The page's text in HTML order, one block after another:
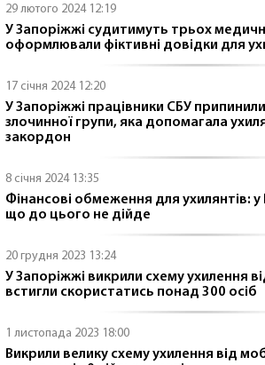
29 лютого 2024 12:19
У Запоріжжі судитимуть трьох
оформлювали фіктивні довідки для
17 січня 2024 12:20
У Запоріжжі працівники СБУ припинили
злочинної групи, яка допомагала
закордон
8 січня 2024 13:35
Фінансові обмеження для ухилянтів:
що до цього не дійде
20 грудня 2023 13:24
У Запоріжжі викрили схему ухилення
встигли скористатись понад 300 осіб
1 листопада 2023 18:00
Викрили велику схему ухилення від